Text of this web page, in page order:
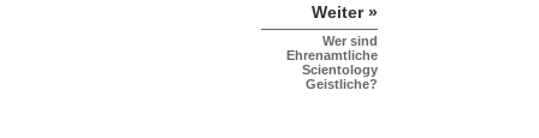
Weiter »
Wer sind
Ehrenamtliche
Scientology
Geistliche?